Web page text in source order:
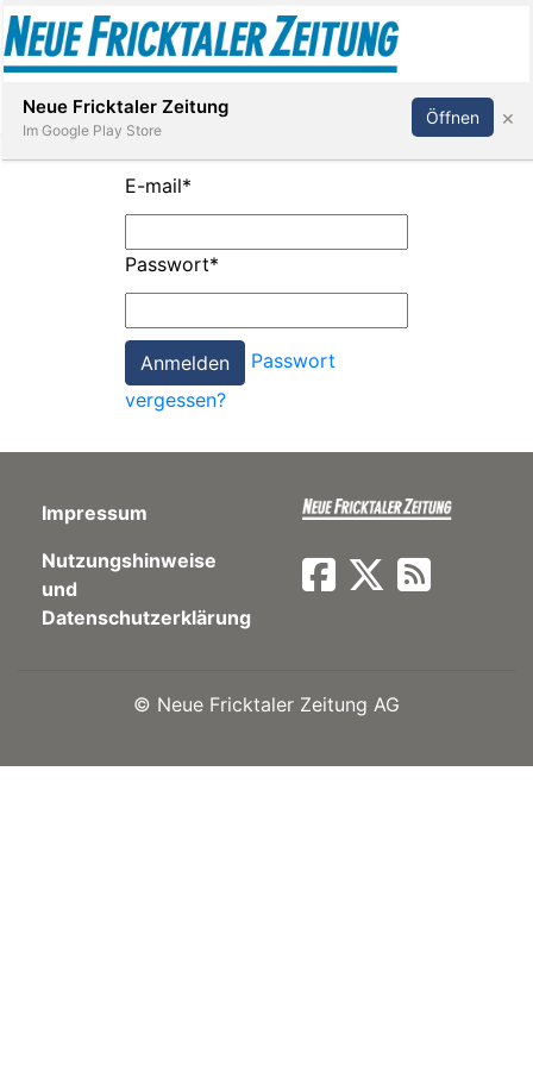
Paper
App
Abonnieren Anmelden
E-mail*
Passwort*
Passwort
vergessen?
Impressum
Nutzungshinweise
und
Datenschutzerklärung
© Neue Fricktaler Zeitung AG
Neue Fricktaler Zeitung
Im Google Play Store
Öffnen ×